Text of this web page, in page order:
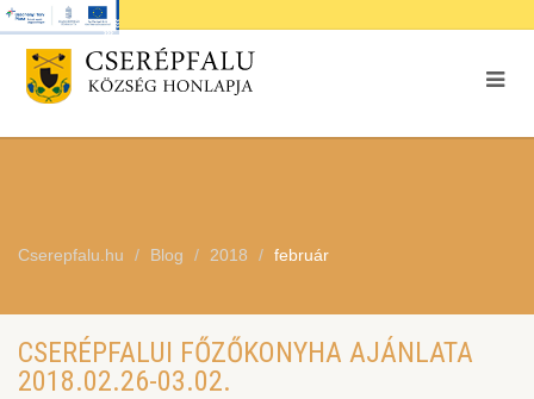
Cserepfalu.hu Blog 2018 február
CSERÉPFALUI FŐZŐKONYHA AJÁNLATA
2018.02.26-03.02.